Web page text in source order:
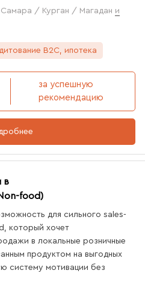
/ Курган / Магадан и
B2C, ипотека
за успешную
рекомендацию
в
food)
для сильного sales-
который хочет
в локальные розничные
продуктом на выгодных
систему мотивации без